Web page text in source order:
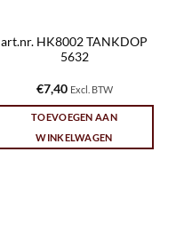
art.nr. HK8002 TANKDOP
5632
€7,40 Excl. BTW
TOEVOEGEN AAN
WINKELWAGEN